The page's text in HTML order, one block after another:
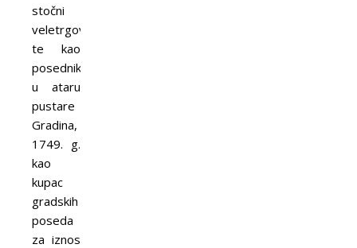
stočni
veletrgovac,
te kao
posednik
u ataru
pustare
Gradina,
1749. g.
kao
kupac
gradskih
poseda
za iznos